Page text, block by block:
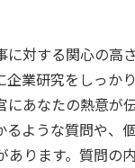
対する関心の高
業研究をしっか
あなたの熱意が
ような質問や、
ります。質問の